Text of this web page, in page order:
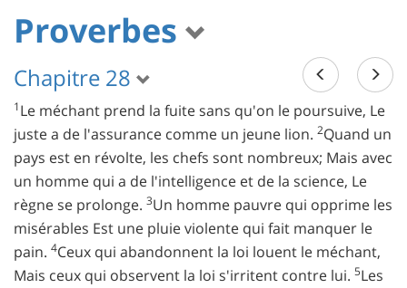
Proverbes
Chapitre 28
1Le méchant prend la fuite sans qu'on le poursuive, Le
juste a de l'assurance comme un jeune lion. 2Quand un
pays est en révolte, les chefs sont nombreux; Mais avec
un homme qui a de l'intelligence et de la science, Le
règne se prolonge. 3Un homme pauvre qui opprime les
misérables Est une pluie violente qui fait manquer le
pain. 4Ceux qui abandonnent la loi louent le méchant,
Mais ceux qui observent la loi s'irritent contre lui. 5Les